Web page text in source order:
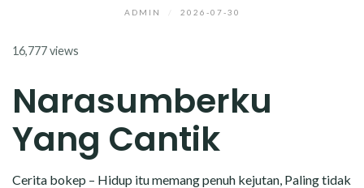
ADMIN 2026-07-30
16,777 views
Narasumberku
Yang Cantik
Cerita bokep – Hidup itu memang penuh kejutan, Paling tidak
CERITA MALAM
CERITA NAKAL